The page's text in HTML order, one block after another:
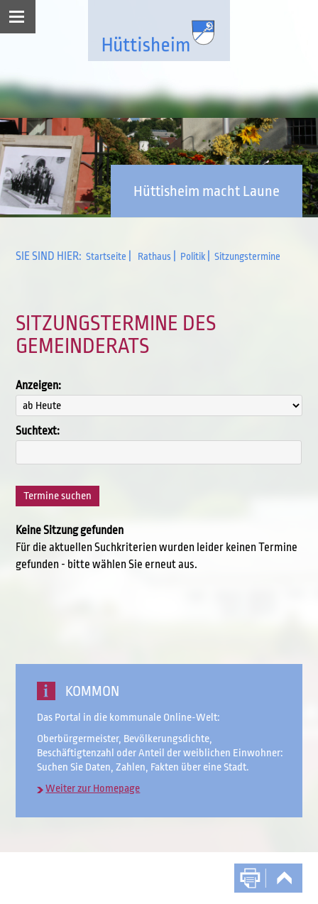
Hüttisheim macht Laune
SIE SIND HIER: Startseite Rathaus Politik Sitzungstermine
SITZUNGSTERMINE DES
GEMEINDERATS
Anzeigen:
Suchtext:
Keine Sitzung gefunden
Für die aktuellen Suchkriterien wurden leider keinen Termine
gefunden - bitte wählen Sie erneut aus.
KOMMON
Das Portal in die kommunale Online-Welt:
Oberbürgermeister, Bevölkerungsdichte,
Beschäftigtenzahl oder Anteil der weiblichen Einwohner:
Suchen Sie Daten, Zahlen, Fakten über eine Stadt.
Weiter zur Homepage